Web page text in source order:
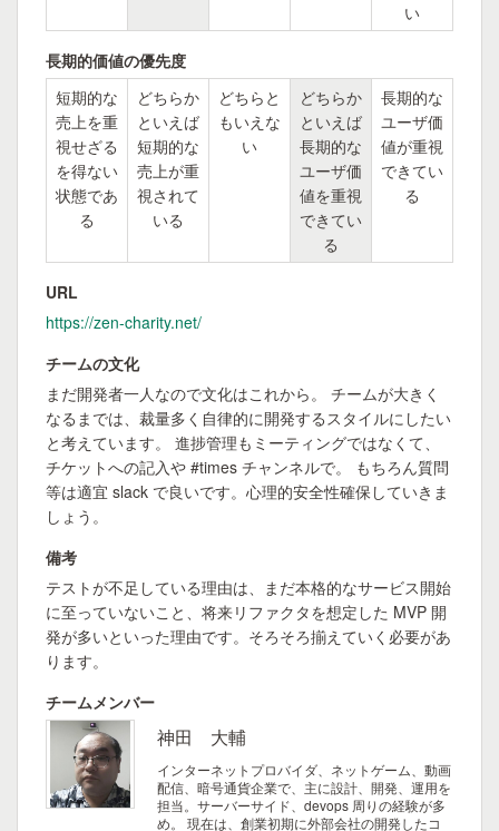
い
長期的価値の優先度
短期的な
売上を重
視せざる
を得ない
状態であ
る
どちらか
といえば
短期的な
売上が重
視されて
いる
どちらと
もいえな
い
どちらか
といえば
長期的な
ユーザ価
値を重視
できてい
る
長期的な
ユーザ価
値が重視
できてい
る
URL
https://zen-charity.net/
チームの文化
まだ開発者一人なので文化はこれから。 チームが大きく
なるまでは、裁量多く自律的に開発するスタイルにしたい
と考えています。 進捗管理もミーティングではなくて、
チケットへの記入や #times チャンネルで。 もちろん質問
等は適宜 slack で良いです。心理的安全性確保していきま
しょう。
備考
テストが不足している理由は、まだ本格的なサービス開始
に至っていないこと、将来リファクタを想定した MVP 開
発が多いといった理由です。そろそろ揃えていく必要があ
ります。
チームメンバー
神田 大輔
インターネットプロバイダ、ネットゲーム、動画
配信、暗号通貨企業で、主に設計、開発、運用を
担当。サーバーサイド、devops 周りの経験が多
め。
現在は、創業初期に外部会社の開発したコ